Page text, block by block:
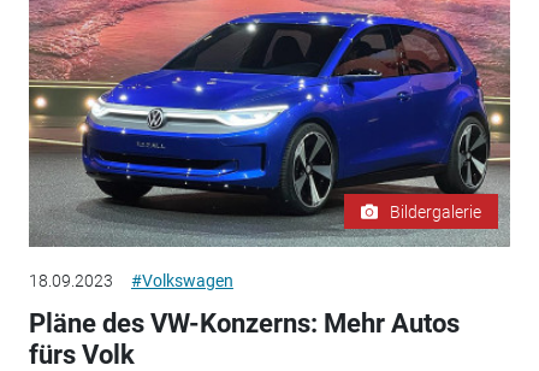
Bildergalerie
18.09.2023 #Volkswagen
Pläne des VW-Konzerns: Mehr Autos
fürs Volk